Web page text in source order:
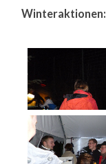
Winteraktionen: